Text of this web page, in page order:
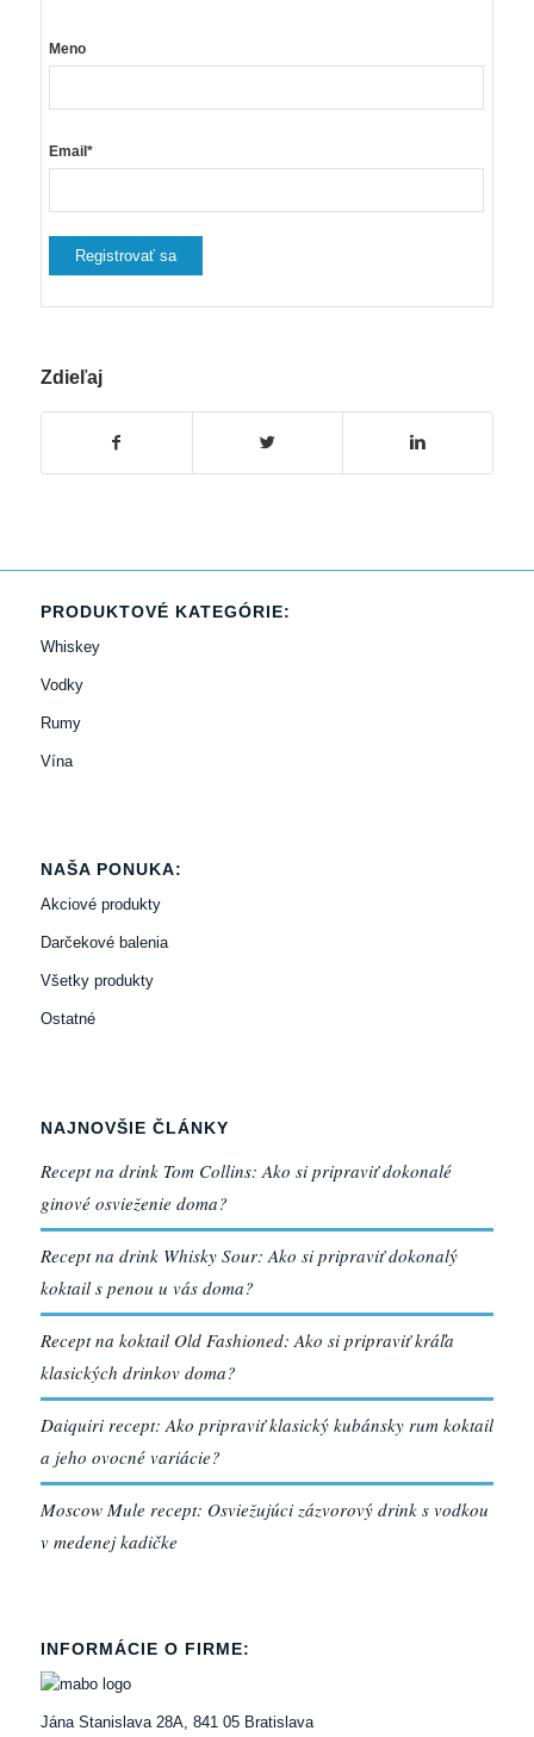
Meno
Email*
Zdieľaj
PRODUKTOVÉ KATEGÓRIE:
Whiskey
Vodky
Rumy
Vína
NAŠA PONUKA:
Akciové produkty
Darčekové balenia
Všetky produkty
Ostatné
NAJNOVŠIE ČLÁNKY
Recept na drink Tom Collins: Ako si pripraviť dokonalé
ginové osvieženie doma?
Recept na drink Whisky Sour: Ako si pripraviť dokonalý
koktail s penou u vás doma?
Recept na koktail Old Fashioned: Ako si pripraviť kráľa
klasických drinkov doma?
Daiquiri recept: Ako pripraviť klasický kubánsky rum koktail
a jeho ovocné variácie?
Moscow Mule recept: Osviežujúci zázvorový drink s vodkou
v medenej kadičke
INFORMÁCIE O FIRME:
Jána Stanislava 28A, 841 05 Bratislava